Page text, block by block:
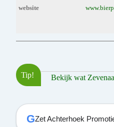
website
Tip! Bekijk wat
GZet Achterhoek